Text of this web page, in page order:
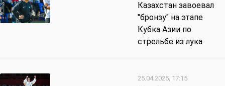
Казахстан завоевал
"бронзу" на этапе
Кубка Азии по
стрельбе из лука
25.04.2025, 17:15